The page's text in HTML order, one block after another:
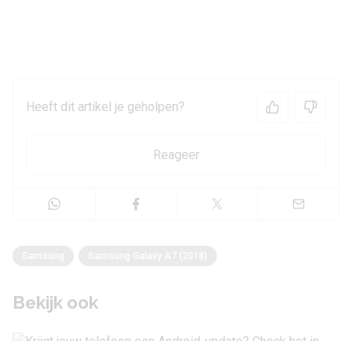
Heeft dit artikel je geholpen?
Reageer
Bekijk ook